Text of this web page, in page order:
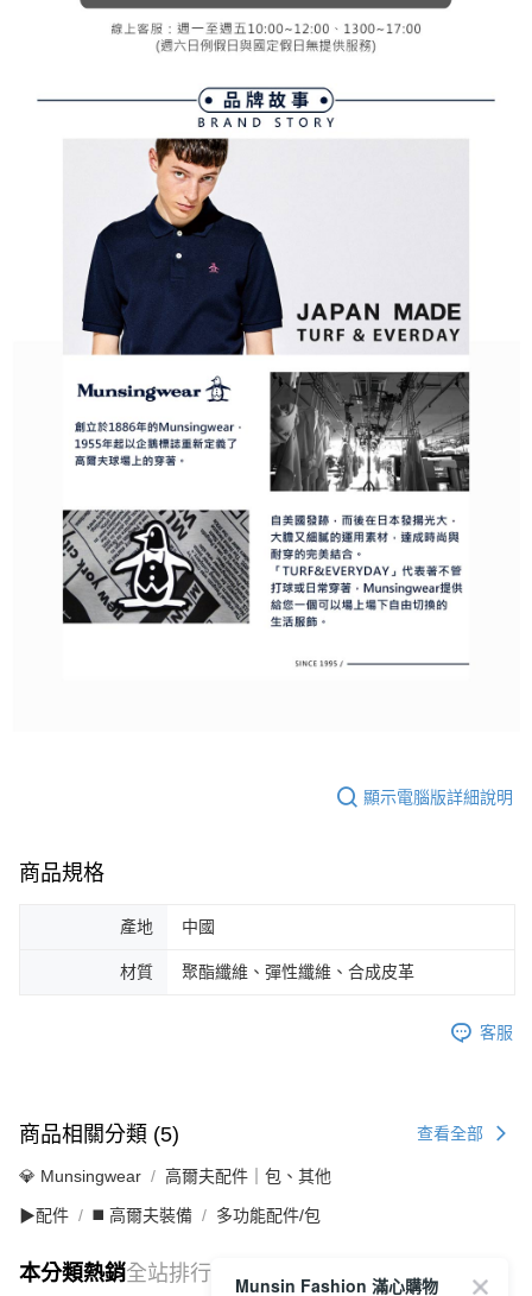
顯示電腦版詳細說明
商品規格
產地 中國
材質 聚酯纖維、彈性纖維、合成皮革
客服
商品相關分類 (5) 查看全部
💎 Munsingwear 高爾夫配件｜包、其他
▶配件 ◼️ 高爾夫裝備 多功能配件/包
本分類熱銷全站排行
Munsin Fashion 滿心購物